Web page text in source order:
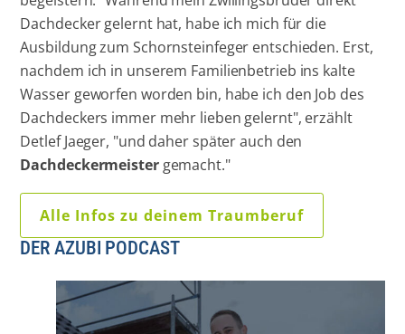
Dachdecker gelernt hat, habe ich mich für die
Ausbildung zum Schornsteinfeger entschieden. Erst,
nachdem ich in unserem Familienbetrieb ins kalte
Wasser geworfen worden bin, habe ich den Job des
Dachdeckers immer mehr lieben gelernt", erzählt
Detlef Jaeger, "und daher später auch den
Dachdeckermeister gemacht."
Alle Infos zu deinem Traumberuf
DER AZUBI PODCAST